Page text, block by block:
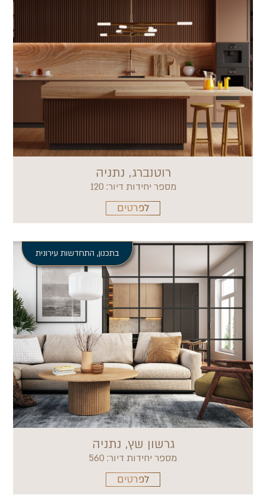
רוטנברג, נתניה
מספר יחידות דיור: 120
לפרטים
בתכנון, התחדשות עירונית
גרשון שץ, נתניה
מספר יחידות דיור: 560
לפרטים